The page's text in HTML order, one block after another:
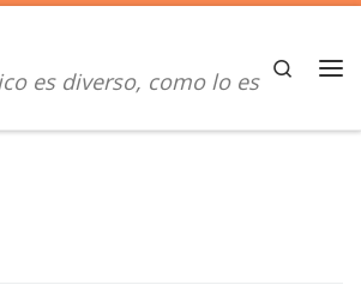
es diverso, como lo es
Search